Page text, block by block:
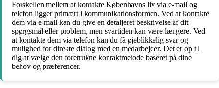
Forskellen mellem at kontakte Københavns liv via e-mail og
telefon ligger primært i kommunikationsformen. Ved at kontakte
dem via e-mail kan du give en detaljeret beskrivelse af dit
spørgsmål eller problem, men svartiden kan være længere. Ved
at kontakte dem via telefon kan du få øjeblikkelig svar og
mulighed for direkte dialog med en medarbejder. Det er op til
dig at vælge den foretrukne kontaktmetode baseret på dine
behov og præferencer.